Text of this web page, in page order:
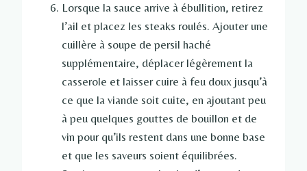
Lorsque la sauce arrive à ébullition, retirez
l’ail et placez les steaks roulés. Ajouter une
cuillère à soupe de persil haché
supplémentaire, déplacer légèrement la
casserole et laisser cuire à feu doux jusqu’à
ce que la viande soit cuite, en ajoutant peu
à peu quelques gouttes de bouillon et de
vin pour qu’ils restent dans une bonne base
et que les saveurs soient équilibrées.